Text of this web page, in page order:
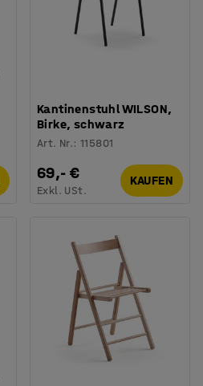
Kantinenstuhl WILSON,
Birke, schwarz
Art. Nr.:115801
69,- €
Exkl. USt.
KAUFEN